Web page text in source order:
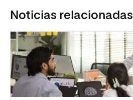
Noticias relacionadas